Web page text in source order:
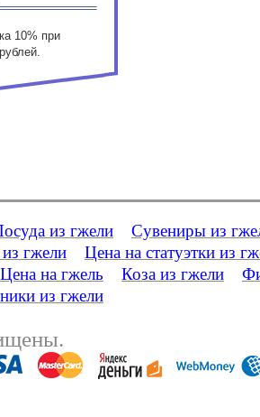
10% при
из гжели
Сувениры из
гжели
Цена на статуэтки из
Цена на гжель Коза из гжели
из гжели